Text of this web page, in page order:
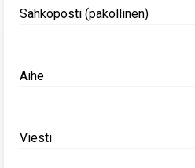
Sähköposti (pakollinen)
Aihe
Viesti